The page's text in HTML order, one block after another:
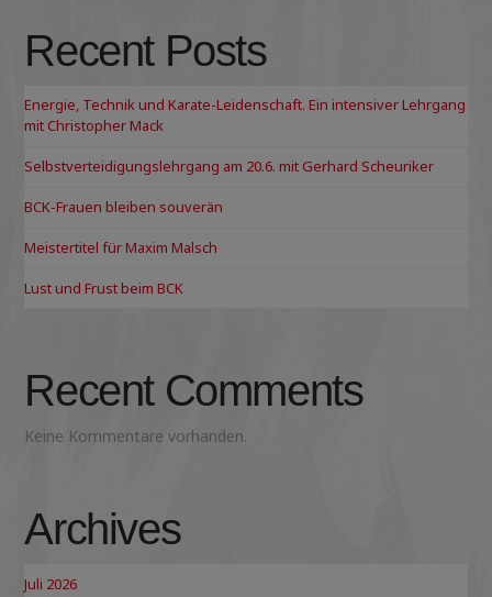
Recent Posts
Energie, Technik und Karate-Leidenschaft. Ein intensiver Lehrgang
mit Christopher Mack
Selbstverteidigungslehrgang am 20.6. mit Gerhard Scheuriker
BCK-Frauen bleiben souverän
Meistertitel für Maxim Malsch
Lust und Frust beim BCK
Recent Comments
Keine Kommentare vorhanden.
Archives
Juli 2026